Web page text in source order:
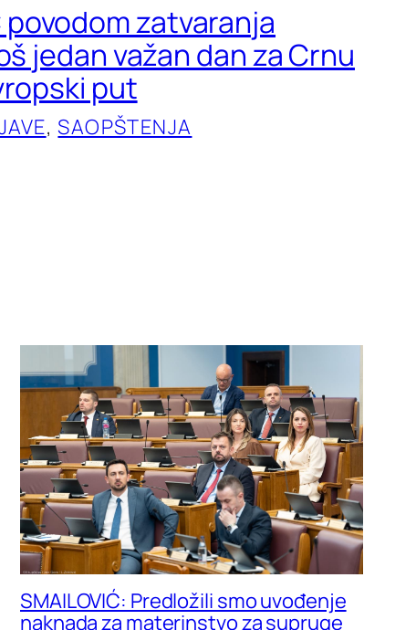
povodom zatvaranja
jedan važan dan za Crnu
put
, SAOPŠTENJA
SMAILOVIĆ: Predložili smo uvođenje
naknada za materinstvo za supruge